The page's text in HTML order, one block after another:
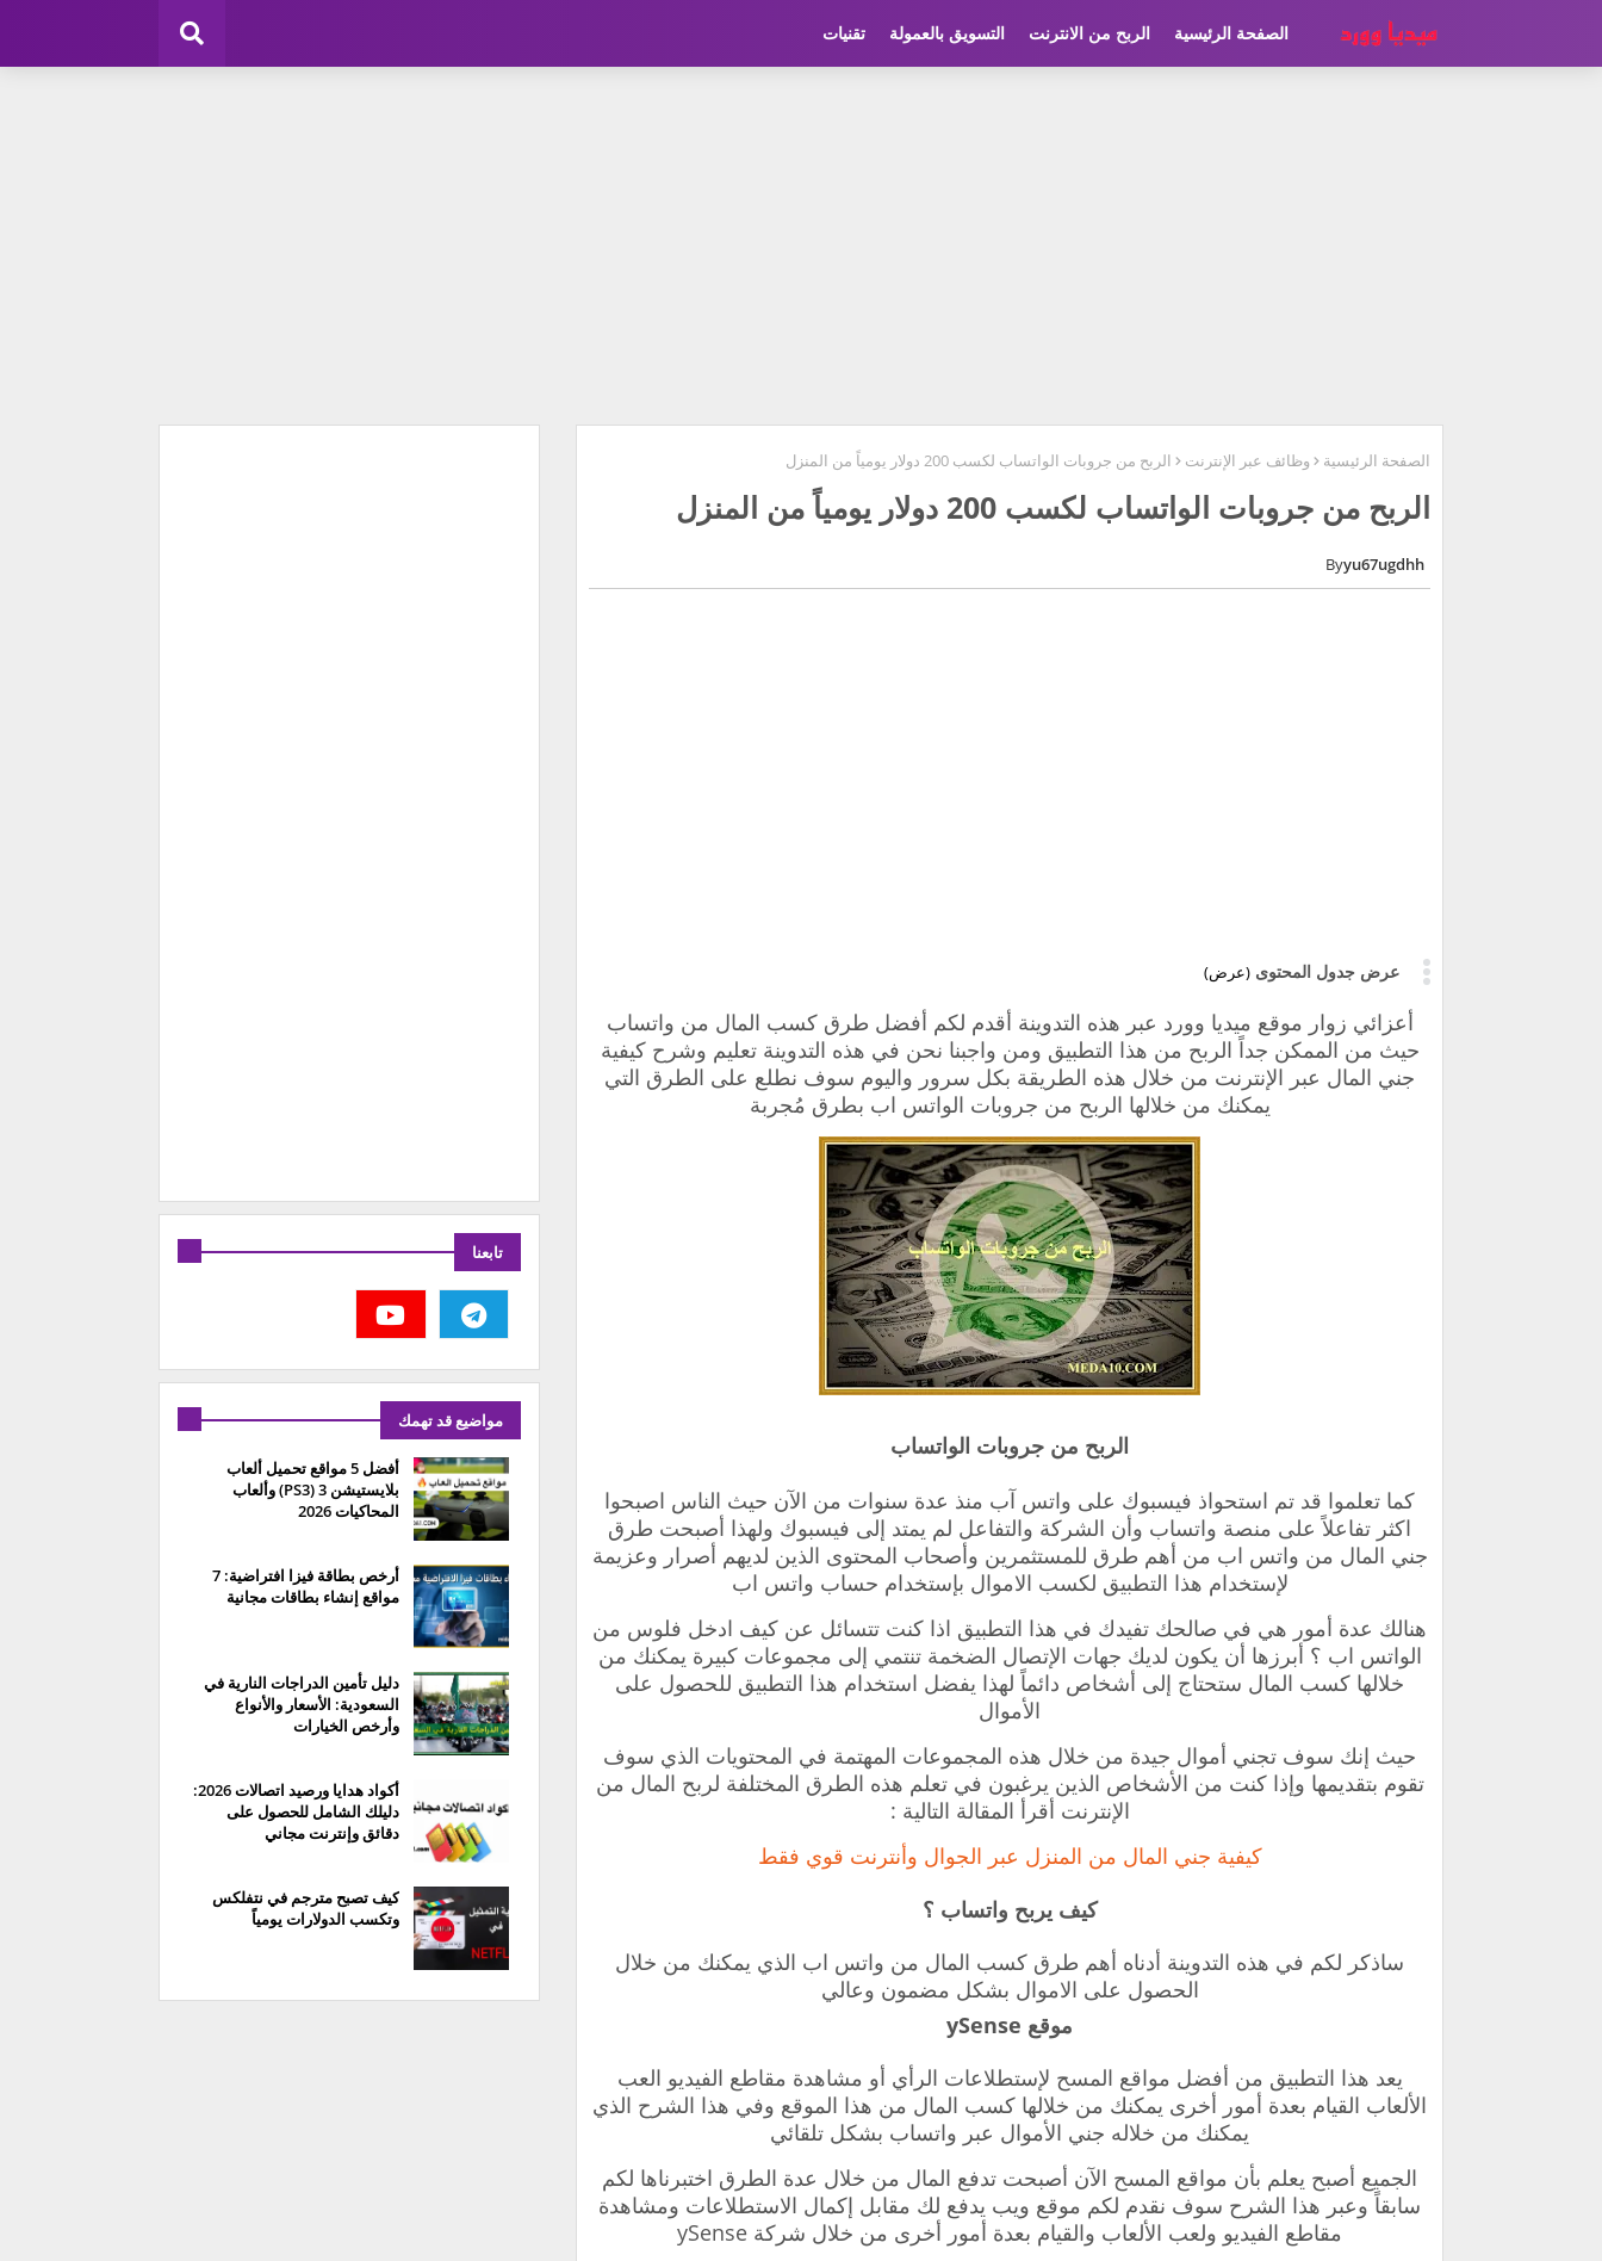
الصفحة الرئيسية الربح من الانترنت التسويق بالعمولة تقنيات
الصفحة الرئيسية وظائف عبر الإنترنت الربح من جروبات الواتساب لكسب 200 دولار يومياً من المنزل
الربح من جروبات الواتساب لكسب 200 دولار يومياً من المنزل
yu67ugdhh
عرض جدول المحتوى (عرض)
أعزائي زوار موقع ميديا وورد عبر هذه التدوينة أقدم لكم أفضل طرق كسب المال من ‏واتساب
حيث من الممكن جداً الربح من هذا التطبيق ومن واجبنا نحن في هذه التدوينة تعليم وشرح كيفية
جني المال عبر الإنترنت من خلال هذه الطريقة بكل سرور واليوم سوف نطلع على الطرق التي
يمكنك من خلالها الربح من جروبات الواتس اب بطرق مُجربة
الربح من جروبات الواتساب
‏كما تعلموا قد تم استحواذ فيسبوك على واتس آب منذ عدة سنوات من الآن حيث الناس اصبحوا
اكثر تفاعلاً على منصة ‏واتساب وأن الشركة والتفاعل لم يمتد إلى فيسبوك ولهذا أصبحت طرق
جني المال من واتس اب من أهم طرق للمستثمرين وأصحاب المحتوى الذين لديهم أصرار وعزيمة
لإستخدام هذا التطبيق لكسب الاموال بإستخدام حساب واتس اب
‏هنالك عدة أمور هي في صالحك تفيدك في هذا التطبيق اذا كنت تتسائل عن كيف ادخل فلوس من
الواتس اب ؟ أبرزها أن يكون لديك جهات الإتصال الضخمة تنتمي إلى مجموعات كبيرة يمكنك من
خلالها كسب المال ستحتاج إلى أشخاص دائماً لهذا يفضل استخدام هذا التطبيق للحصول على
الأموال
حيث ‏إنك سوف تجني أموال جيدة من خلال هذه المجموعات المهتمة في المحتويات الذي سوف
تقوم بتقديمها وإذا كنت من الأشخاص الذين يرغبون في تعلم هذه الطرق المختلفة لربح المال من
الإنترنت ‏أقرأ المقالة التالية :
كيفية جني المال من المنزل عبر الجوال وأنترنت قوي فقط
كيف يربح واتساب ؟
‏ساذكر لكم في هذه التدوينة أدناه أهم طرق كسب المال من واتس اب الذي يمكنك من خلال
الحصول على الاموال بشكل مضمون وعالي
موقع ySense
‏يعد هذا التطبيق من أفضل مواقع المسح لإستطلاعات الرأي أو مشاهدة مقاطع الفيديو العب
الألعاب القيام بعدة أمور أخرى يمكنك من خلالها كسب المال ‏من هذا الموقع وفي هذا الشرح الذي
يمكنك من خلاله جني الأموال عبر واتساب بشكل تلقائي
‏الجميع أصبح يعلم بأن مواقع المسح الآن أصبحت تدفع المال من خلال عدة الطرق اختبرناها لكم
سابقاً وعبر هذا الشرح سوف نقدم لكم موقع ويب يدفع لك مقابل إكمال الاستطلاعات ومشاهدة
مقاطع الفيديو ولعب الألعاب والقيام بعدة أمور أخرى من خلال شركة ySense
تابعنا
مواضيع قد تهمك
أفضل 5 مواقع تحميل ألعاب
بلايستيشن 3 (PS3) وألعاب
المحاكيات 2026
أرخص بطاقة فيزا افتراضية: 7
مواقع إنشاء بطاقات مجانية
دليل تأمين الدراجات النارية في
السعودية: الأسعار والأنواع
وأرخص الخيارات
أكواد هدايا ورصيد اتصالات 2026:
دليلك الشامل للحصول على
دقائق وإنترنت مجاني
كيف تصبح مترجم في نتفلكس
وتكسب الدولارات يومياً